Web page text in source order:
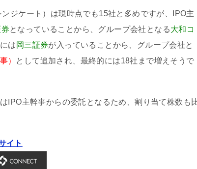
ンジケート）は現時点でも15社と多めですが、IPO主
となっていることから、グループ会社となる大和コ
は 岡三証券が入っていることから、グループ会社と
） として追加され、最終的には18社まで増えそうで
はIPO主幹事からの委託となるため、割り当て株数も
イト